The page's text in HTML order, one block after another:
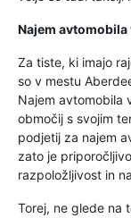
Najem avtomobila
Za tiste, ki imajo
so v mestu
Najem avtomobila
območij s svojim
podjetij za najem
zato je
razpoložljivost in
Torej, ne glede na